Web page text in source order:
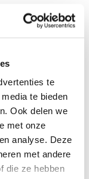
te
te bieden
Ook delen we
met onze
analyse. Deze
met andere
die ze hebben